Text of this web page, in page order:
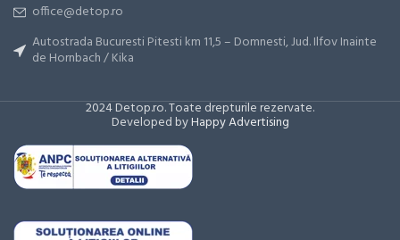
office@detop.ro
Autostrada Bucuresti Pitesti km 11,5 – Domnesti, Jud. Ilfov Inainte
de Hornbach / Kika
2024 Detop.ro. Toate drepturile rezervate.
Developed byHappy Advertising